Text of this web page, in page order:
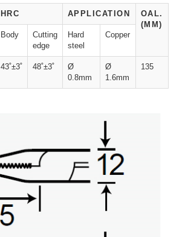
HRC APPLICATION
OAL.
(MM)
Body
Cutting
edge
Hard
steel
Copper
43˚±3˚ 48˚±3˚
Ø
0.8mm
Ø
1.6mm
135